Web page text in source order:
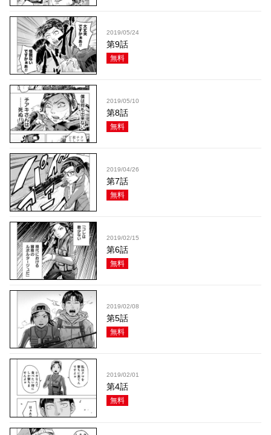
2019/05/24
第9話
無料
2019/05/10
第8話
無料
2019/04/26
第7話
無料
2019/02/15
第6話
無料
2019/02/08
第5話
無料
2019/02/01
第4話
無料